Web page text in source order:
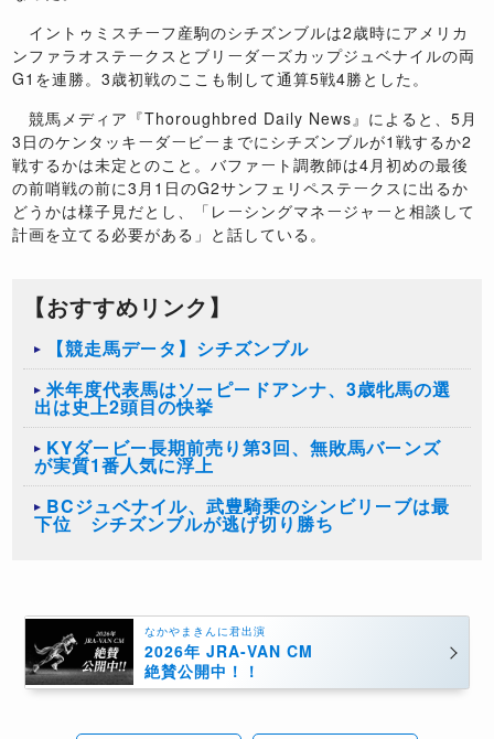
イントゥミスチーフ産駒のシチズンブルは2歳時にアメリカ
ンファラオステークスとブリーダーズカップジュベナイルの両
G1を連勝。3歳初戦のここも制して通算5戦4勝とした。
競馬メディア『Thoroughbred Daily News』によると、5月
3日のケンタッキーダービーまでにシチズンブルが1戦するか2
戦するかは未定とのこと。バファート調教師は4月初めの最後
の前哨戦の前に3月1日のG2サンフェリペステークスに出るか
どうかは様子見だとし、「レーシングマネージャーと相談して
計画を立てる必要がある」と話している。
【おすすめリンク】
【競走馬データ】シチズンブル
米年度代表馬はソーピードアンナ、3歳牝馬の選
出は史上2頭目の快挙
KYダービー長期前売り第3回、無敗馬バーンズ
が実質1番人気に浮上
BCジュベナイル、武豊騎乗のシンビリーブは最
下位 シチズンブルが逃げ切り勝ち
なかやまきんに君出演
2026年 JRA-VAN CM
絶賛公開中！！